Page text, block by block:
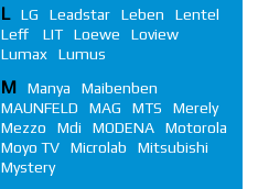
L LG Leadstar Leben
Lentel
Leff
LIT Loewe
Loview
Lumax
Lumus
M Manya
Maibenben
MAUNFELD
MAG MTS
Merely
Mezzo
Mdi MODENA
Motorola
Moyo TV
Microlab
Mitsubishi
Mystery